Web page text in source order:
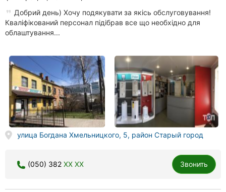
Добрий день) Хочу подякувати за якісь обслуговування!
Кваліфікований персонал підібрав все що необхідно для
облаштування...
улица Богдана Хмельницкого, 5, район Старый город
(050) 382 XX XX Звонить